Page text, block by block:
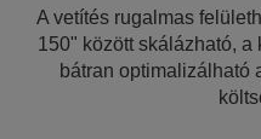
A vetítés rugalmas
150" között skálázható,
bátran optimalizálható